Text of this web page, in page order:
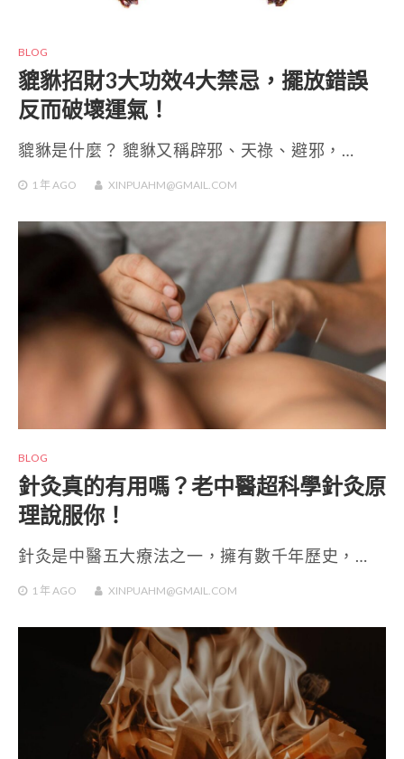
BLOG
貔貅招財3大功效4大禁忌，擺放錯誤
反而破壞運氣！
貔貅是什麼？ 貔貅又稱辟邪、天祿、避邪，…
1 年 AGO XINPUAHM@GMAIL.COM
BLOG
針灸真的有用嗎？老中醫超科學針灸原
理說服你！
針灸是中醫五大療法之一，擁有數千年歷史，…
1 年 AGO XINPUAHM@GMAIL.COM